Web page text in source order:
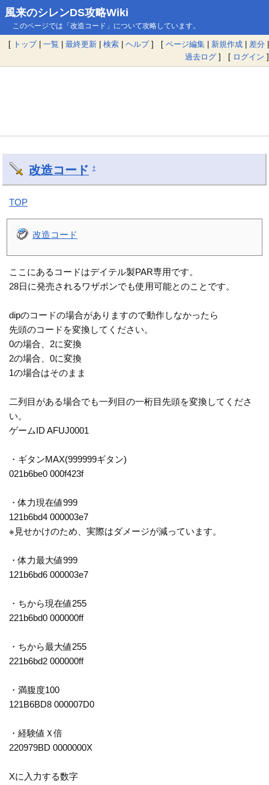
風来のシレンDS攻略Wiki
このページでは「改造コード」について攻略しています。
[ トップ| 一覧 | 最終更新 | 検索 | ヘルプ] [ ページ編集 | 新規作成 | 差分 |
過去ログ ] [ ログイン ]
改造コード †
TOP
改造コード
ここにあるコードはデイテル製PAR専用です。
28日に発売されるワザポンでも使用可能とのことです。
dipのコードの場合がありますので動作しなかったら
先頭のコードを変換してください。
0の場合、2に変換
2の場合、0に変換
1の場合はそのまま
二列目がある場合でも一列目の一桁目先頭を変換してくださ
い。
ゲームID AFUJ0001
・ギタンMAX(999999ギタン)
021b6be0 000f423f
・体力現在値999
121b6bd4 000003e7
※見せかけのため、実際はダメージが減っています。
・体力最大値999
121b6bd6 000003e7
・ちから現在値255
221b6bd0 000000ff
・ちから最大値255
221b6bd2 000000ff
・満腹度100
121B6BD8 000007D0
・経験値Ｘ倍
220979BD 0000000X
Xに入力する数字